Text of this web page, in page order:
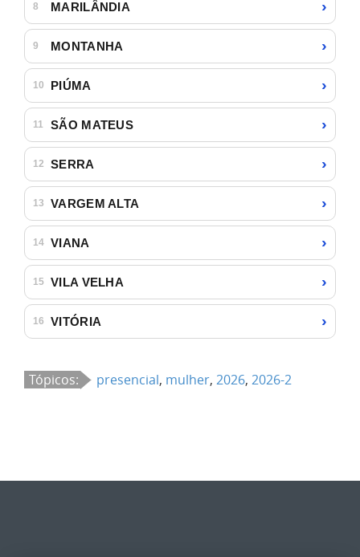
8 MARILÂNDIA ›
9 MONTANHA ›
10 PIÚMA ›
11 SÃO MATEUS ›
12 SERRA ›
13 VARGEM ALTA ›
14 VIANA ›
15 VILA VELHA ›
16 VITÓRIA ›
Tópicos: presencial, mulher, 2026, 2026-2